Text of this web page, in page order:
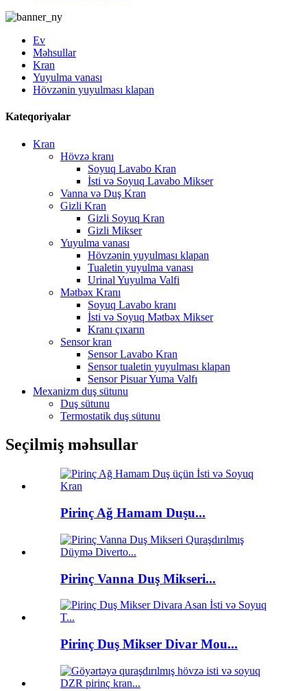
Ev
Məhsullar
Kran
Yuyulma vanası
Hövzənin yuyulması klapan
Kateqoriyalar
Kran
Hövzə kranı
Soyuq Lavabo Kran
İsti və Soyuq Lavabo Mikser
Vanna və Duş Kran
Gizli Kran
Gizli Soyuq Kran
Gizli Mikser
Yuyulma vanası
Hövzənin yuyulması klapan
Tualetin yuyulma vanası
Urinal Yuyulma Valfi
Mətbəx Kranı
Soyuq Lavabo kranı
İsti və Soyuq Mətbəx Mikser
Kranı çıxarın
Sensor kran
Sensor Lavabo Kran
Sensor tualetin yuyulması klapan
Sensor Pisuar Yuma Valfı
Mexanizm duş sütunu
Duş sütunu
Termostatik duş sütunu
Seçilmiş məhsullar
Pirinç Ağ Hamam Duşu...
Pirinç Vanna Duş Mikseri...
Pirinç Duş Mikser Divar Mou...